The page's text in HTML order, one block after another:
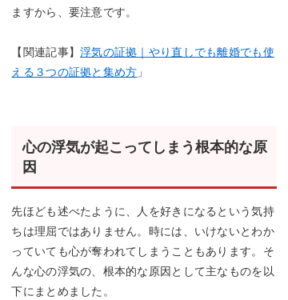
ますから、要注意です。
【関連記事】浮気の証拠｜やり直しでも離婚でも使
える３つの証拠と集め方 」
心の浮気が起こってしまう根本的な原
因
先ほども述べたように、人を好きになるという気持
ちは理屈ではありません。時には、いけないとわか
っていても心が奪われてしまうこともあります。そ
んな心の浮気の、根本的な原因として主なものを以
下にまとめました。